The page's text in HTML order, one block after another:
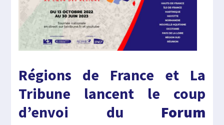
Régions de France et La
Tribune lancent le coup
d’envoi du Forum